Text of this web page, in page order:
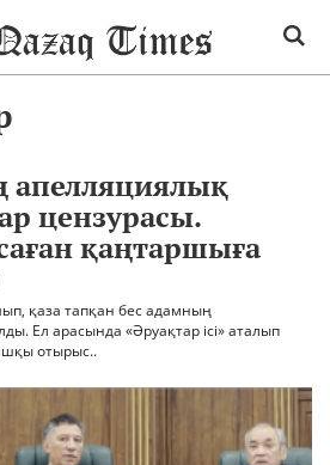
апелляциялық
цензурасы.
қаңтаршыға
қаза тапқан бес адамның
Ел арасында «Әруақтар ісі» аталып
отырыс..